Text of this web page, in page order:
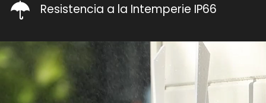
Resistencia a la Intemperie IP66